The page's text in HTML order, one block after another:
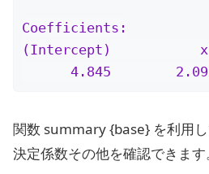
Coefficients:
(Intercept)
4.845
関数 summary {base} を利用し
決定係数その他を確認できます